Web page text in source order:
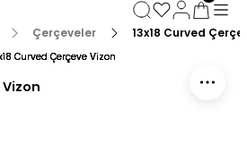
Kargo Bedava! 2
Kargo Bedava!
Kargo Bedava!
Çerçeveler 13x18 Curved